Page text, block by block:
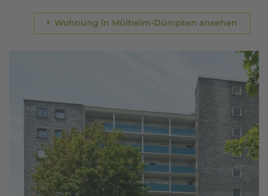
Wohnung in Mülheim-Dümpten ansehen